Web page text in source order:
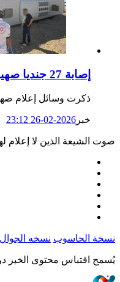
إصابة 27 جنديا صهيونيا إثر انقلاب حافلتين في النقب
ذكرت وسائل إعلام صهيونية، اليوم الخميس، إصابة 27 جنديا
خبر 2026-02-26 23:12
صوت الشيعة الذين لا إعلام
نسخة الحاسوب نسخه الجوال
يُسمح اقتباس محتوى الخبر